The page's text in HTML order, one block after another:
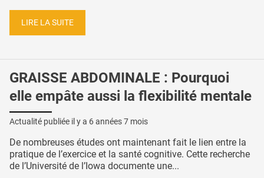
LIRE LA SUITE
GRAISSE ABDOMINALE : Pourquoi
elle empâte aussi la flexibilité mentale
Actualité publiée il y a 6 années 7 mois
De nombreuses études ont maintenant fait le lien entre la
pratique de l’exercice et la santé cognitive. Cette recherche
de l’Université de l’Iowa documente une...